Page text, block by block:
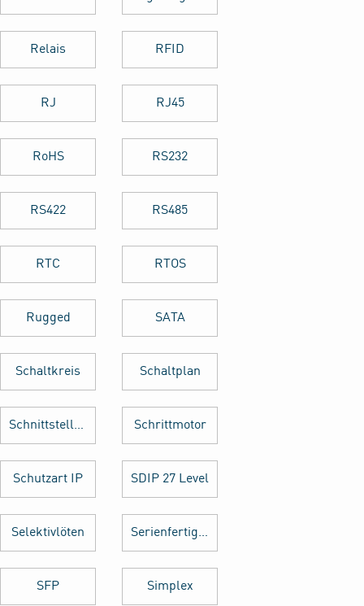
Relais RFID
RJ RJ45
RoHS RS232
RS422 RS485
RTC RTOS
Rugged SATA
Schaltkreis Schaltplan
Schnittstellenkarte Schrittmotor
Schutzart IP SDIP 27 Level
Selektivlöten Serienfertigung
SFP Simplex